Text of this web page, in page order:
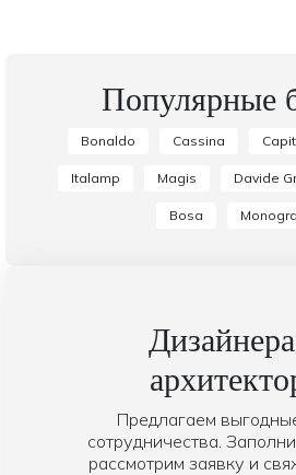
Популярные
Bonaldo Cassina
Italamp Magis Davide
Bosa
Предлагаем
сотрудничества.
рассмотрим заявку и